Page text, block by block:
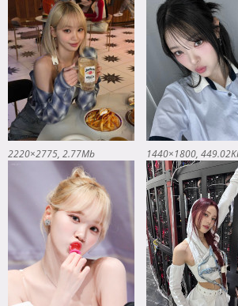
2220×2775 2.77Mb 1440×1800